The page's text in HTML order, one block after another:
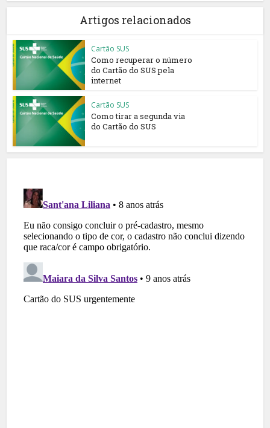
Artigos relacionados
Cartão SUS
Como recuperar o número
do Cartão do SUS pela
internet
Cartão SUS
Como tirar a segunda via
do Cartão do SUS